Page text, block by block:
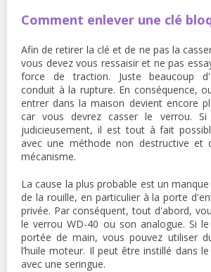
Comment enlever une clé
Afin de retirer la clé et de ne pas la
vous devez vous ressaisir et ne pas
force de traction. Juste beaucoup
conduit à la rupture. En conséquence,
entrer dans la maison devient encore
car vous devrez casser le verrou.
judicieusement, il est tout à fait
avec une méthode non destructive et
mécanisme.
La cause la plus probable est un
de la rouille, en particulier à la porte
privée. Par conséquent, tout d'abord,
le verrou WD-40 ou son analogue. Si le
portée de main, vous pouvez utiliser
l’huile moteur. Il peut être instillé dans
avec une seringue.